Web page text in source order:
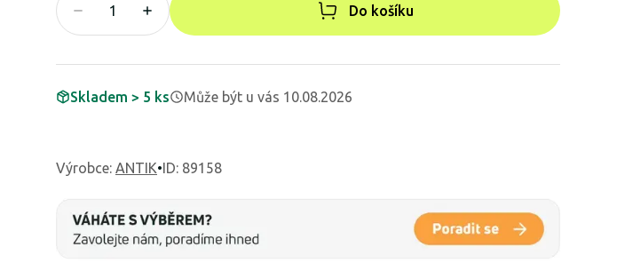
Do košíku
Skladem > 5 ks Může být u vás 10.08.2026
Výrobce: ANTIK•ID: 89158